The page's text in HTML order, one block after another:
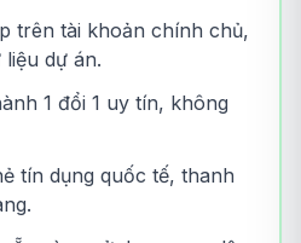
trên tài khoản chính chủ,
liệu dự án.
1 đổi 1 uy tín, không
tín dụng quốc tế, thanh